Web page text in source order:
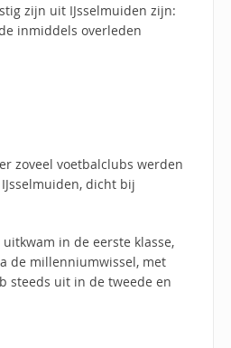
zijn uit IJsselmuiden zijn:
inmiddels overleden
zoveel voetbalclubs werden
dicht bij
in de eerste klasse,
de millenniumwissel, met
steeds uit in de tweede en